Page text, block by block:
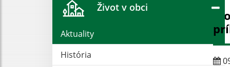
Život v obci
Aktuality
História